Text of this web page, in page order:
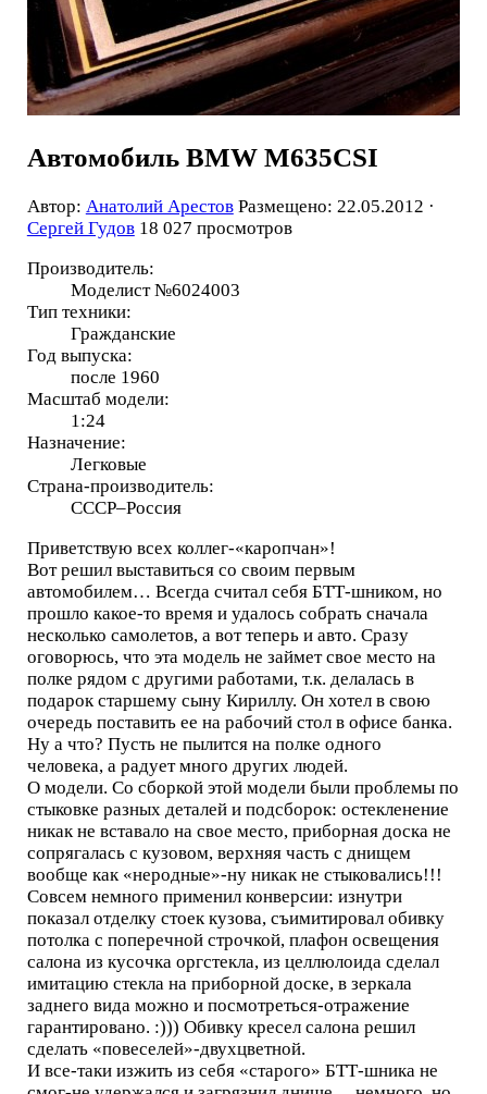
Автомобиль BMW M635CSI
Автор: Анатолий Арестов Размещено: 22.05.2012 ·
Сергей Гудов 18 027 просмотров
Производитель:
Моделист №6024003
Тип техники:
Гражданские
Год выпуска:
после 1960
Масштаб модели:
1:24
Назначение:
Легковые
Страна-производитель:
СССР–Россия
Приветствую всех коллег-«каропчан»!
Вот решил выставиться со своим первым
автомобилем… Всегда считал себя БТТ-шником, но
прошло какое-то время и удалось собрать сначала
несколько самолетов, а вот теперь и авто. Сразу
оговорюсь, что эта модель не займет свое место на
полке рядом с другими работами, т.к. делалась в
подарок старшему сыну Кириллу. Он хотел в свою
очередь поставить ее на рабочий стол в офисе банка.
Ну а что? Пусть не пылится на полке одного
человека, а радует много других людей.
О модели. Со сборкой этой модели были проблемы по
стыковке разных деталей и подсборок: остекленение
никак не вставало на свое место, приборная доска не
сопрягалась с кузовом, верхняя часть с днищем
вообще как «неродные»-ну никак не стыковались!!!
Совсем немного применил конверсии: изнутри
показал отделку стоек кузова, съимитировал обивку
потолка с поперечной строчкой, плафон освещения
салона из кусочка оргстекла, из целлюлоида сделал
имитацию стекла на приборной доске, в зеркала
заднего вида можно и посмотреться-отражение
гарантировано. :))) Обивку кресел салона решил
сделать «повеселей»-двухцветной.
И все-таки изжить из себя «старого» БТТ-шника не